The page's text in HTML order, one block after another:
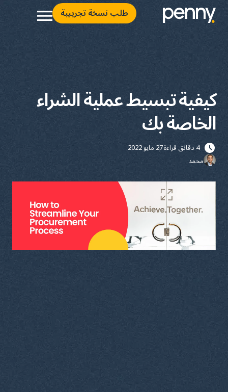
طلب نسخة تجريبية
كيفية تبسيط عملية الشراء
الخاصة بك
4 دقائق قراءة
27 مايو 2022
محمد